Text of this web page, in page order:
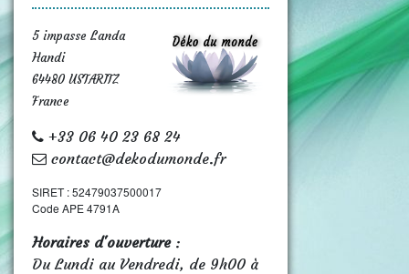
5 impasse Landa
Handi
64480 USTARITZ
France
+33 06 40 23 68 24
contact@dekodumonde.fr
SIRET : 52479037500017
Code APE 4791A
Horaires d'ouverture:
Du Lundi au Vendredi, de 9h00 à